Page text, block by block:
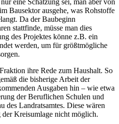
Bausektor ausgehe, was Rohstoffe
Da der Baubeginn
stattfinde, müsse man dies
des Projektes könne z.B. ein
werden, um für größtmögliche
ihre Rede zum Haushalt. So
die bisherige Arbeit der
Ausgaben hin – wie etwa
der Beruflichen Schulen und
des Landratsamtes. Diese wären
Kreisumlage nicht möglich.